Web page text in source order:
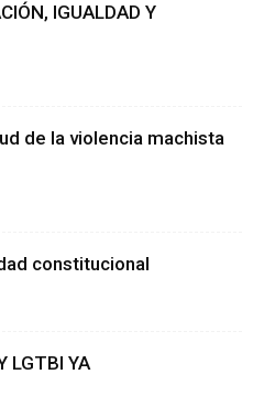
IGUALDAD Y
de la violencia machista
constitucional
LGTBI YA